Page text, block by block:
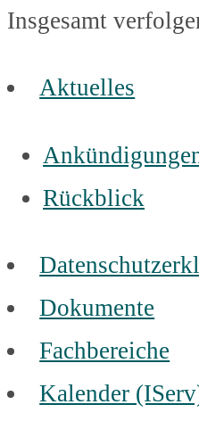
Insgesamt
Aktuelles
Rückblick
Dokumente
Fachbereiche
Kalender